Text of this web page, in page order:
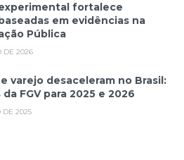
fortalece
em evidências na
Pública
DE 2026
varejo desaceleram no Brasil:
FGV para 2025 e 2026
DE 2025